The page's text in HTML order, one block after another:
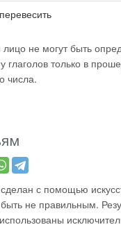
перевесить
не могут быть
глаголов только в
числа.
с помощью
не правильным.